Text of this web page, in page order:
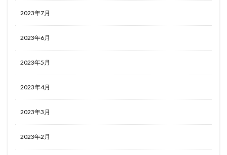
2023年7月
2023年6月
2023年5月
2023年4月
2023年3月
2023年2月